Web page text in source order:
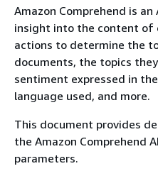
Amazon Comprehend is
insight into the content of
actions to determine the
documents, the topics
sentiment expressed in
language used, and more.
This document provides
the Amazon Comprehend
parameters.